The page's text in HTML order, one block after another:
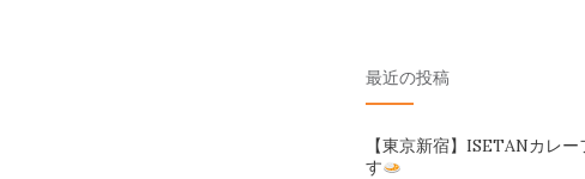
最近の投稿
【東京新宿】ISETANカレ
す